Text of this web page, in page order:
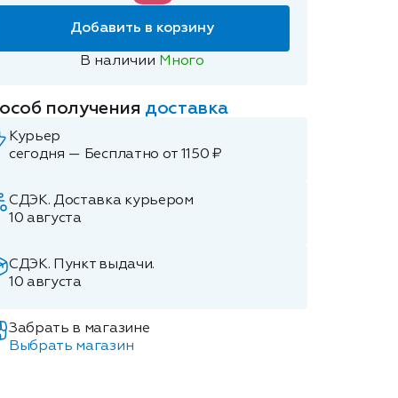
Добавить в корзину
В наличии Много
получения доставка
Курьер
сегодня — Бесплатно от 1150 ₽
СДЭК. Доставка курьером
10 августа
СДЭК. Пункт выдачи.
10 августа
Забрать в магазине
Выбрать магазин